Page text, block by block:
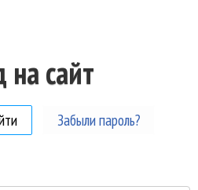
на сайт
(активная вкладка)
Забыли пароль?